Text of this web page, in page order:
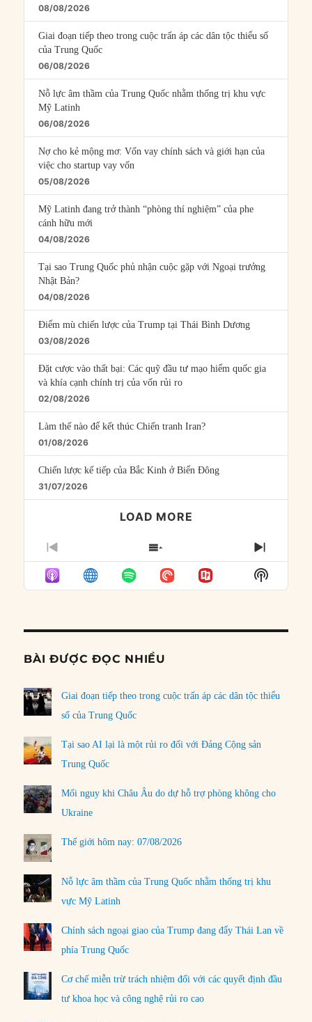
08/08/2026
Giai đoạn tiếp theo trong cuộc trấn áp các dân tộc thiểu số
của Trung Quốc
06/08/2026
Nỗ lực âm thầm của Trung Quốc nhằm thống trị khu vực
Mỹ Latinh
06/08/2026
Nợ cho kẻ mộng mơ: Vốn vay chính sách và giới hạn của
việc cho startup vay vốn
05/08/2026
Mỹ Latinh đang trở thành “phòng thí nghiệm” của phe
cánh hữu mới
04/08/2026
Tại sao Trung Quốc phủ nhận cuộc gặp với Ngoại trưởng
Nhật Bản?
04/08/2026
Điểm mù chiến lược của Trump tại Thái Bình Dương
03/08/2026
Đặt cược vào thất bại: Các quỹ đầu tư mạo hiểm quốc gia
và khía cạnh chính trị của vốn rủi ro
02/08/2026
Làm thế nào để kết thúc Chiến tranh Iran?
01/08/2026
Chiến lược kế tiếp của Bắc Kinh ở Biển Đông
31/07/2026
LOAD MORE
PREVIOUS
EPISODE
SHOW
EPISODES
LIST
NEXT
Show
Podcast
BÀI ĐƯỢC ĐỌC NHIỀU
Giai đoạn tiếp theo trong cuộc trấn áp các dân tộc thiểu
số của Trung Quốc
Tại sao AI lại là một rủi ro đối với Đảng Cộng sản
Trung Quốc
Mối nguy khi Châu Âu do dự hỗ trợ phòng không cho
Ukraine
Thế giới hôm nay: 07/08/2026
Nỗ lực âm thầm của Trung Quốc nhằm thống trị khu
vực Mỹ Latinh
Chính sách ngoại giao của Trump đang đẩy Thái Lan về
phía Trung Quốc
Cơ chế miễn trừ trách nhiệm đối với các quyết định đầu
tư khoa học và công nghệ rủi ro cao